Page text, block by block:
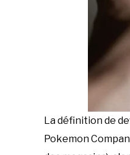
La définition de
Pokemon